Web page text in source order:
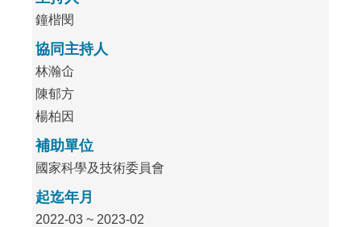
鐘楷閔
協同主持人
林瀚仚
陳郁方
楊柏因
補助單位
國家科學及技術委員會
起迄年月
2022-03 ~ 2023-02